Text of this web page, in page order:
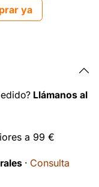
ya
Llámanos al
a 99 €
· Consulta